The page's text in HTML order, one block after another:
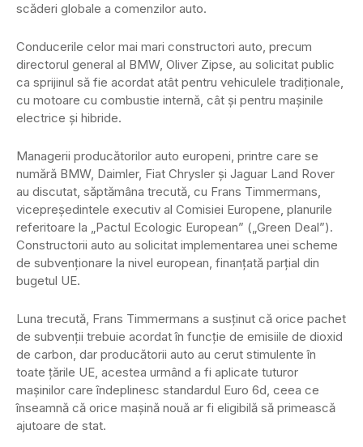
scăderi globale a comenzilor auto.
Conducerile celor mai mari constructori auto, precum
directorul general al BMW, Oliver Zipse, au solicitat public
ca sprijinul să fie acordat atât pentru vehiculele tradiţionale,
cu motoare cu combustie internă, cât şi pentru maşinile
electrice şi hibride.
Managerii producătorilor auto europeni, printre care se
numără BMW, Daimler, Fiat Chrysler şi Jaguar Land Rover
au discutat, săptămâna trecută, cu Frans Timmermans,
vicepreşedintele executiv al Comisiei Europene, planurile
referitoare la „Pactul Ecologic European” („Green Deal”).
Constructorii auto au solicitat implementarea unei scheme
de subvenţionare la nivel european, finanţată parţial din
bugetul UE.
Luna trecută, Frans Timmermans a susţinut că orice pachet
de subvenţii trebuie acordat în funcţie de emisiile de dioxid
de carbon, dar producătorii auto au cerut stimulente în
toate ţările UE, acestea urmând a fi aplicate tuturor
maşinilor care îndeplinesc standardul Euro 6d, ceea ce
înseamnă că orice maşină nouă ar fi eligibilă să primească
ajutoare de stat.